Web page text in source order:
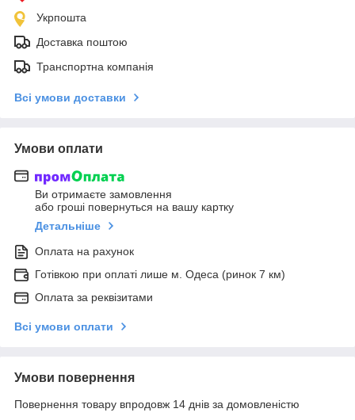
Укрпошта
Доставка поштою
Транспортна компанія
Всі умови доставки
Умови оплати
Ви отримаєте замовлення
або гроші повернуться на вашу картку
Детальніше
Оплата на рахунок
Готівкою при оплаті лише м. Одеса (ринок 7 км)
Оплата за реквізитами
Всі умови оплати
Умови повернення
Повернення товару впродовж 14 днів за домовленістю